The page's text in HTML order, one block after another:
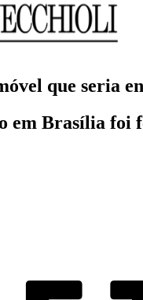
que seria
em Brasília foi